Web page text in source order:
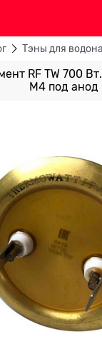
Тэны для
RF TW 700
М4 под анод